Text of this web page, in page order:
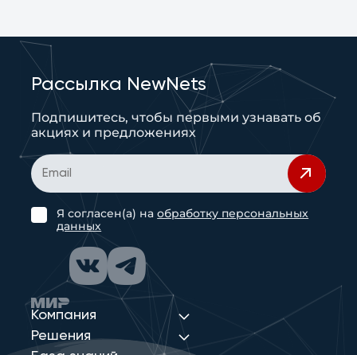
Компания
Решения
Рассылка NewNets
Подпишитесь, чтобы первыми узнавать об
акциях и предложениях
Я согласен(а) наобработку персональных
данных